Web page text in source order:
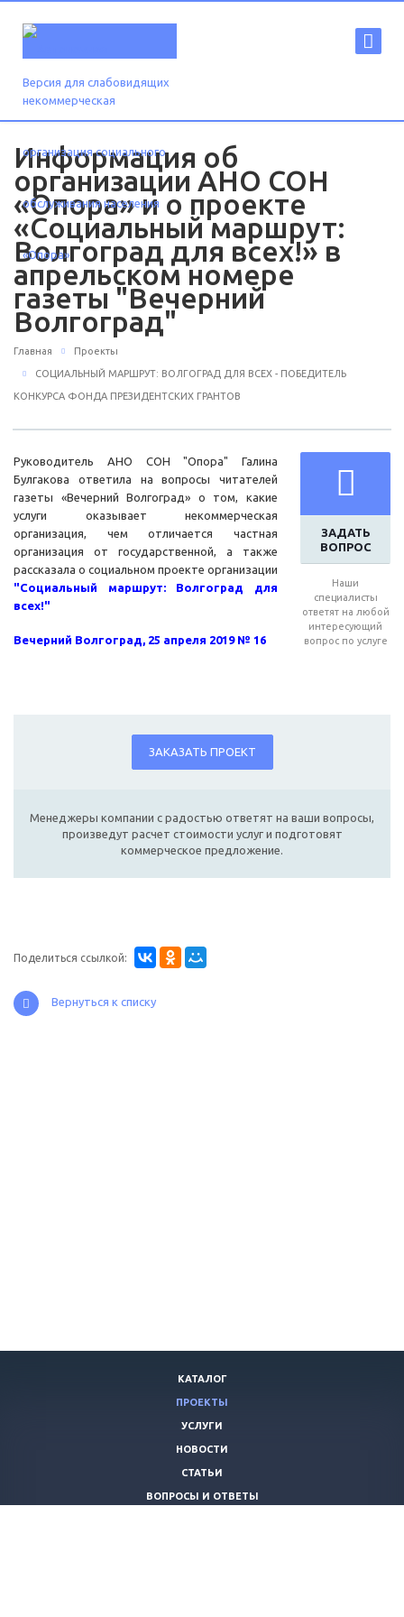
Версия для слабовидящих
Информация об
организации АНО СОН
«Опора» и о проекте
«Социальный маршрут:
Волгоград для всех!» в
апрельском номере
газеты "Вечерний
Волгоград"
Главная Проекты
СОЦИАЛЬНЫЙ МАРШРУТ: ВОЛГОГРАД ДЛЯ ВСЕХ - ПОБЕДИТЕЛЬ
КОНКУРСА ФОНДА ПРЕЗИДЕНТСКИХ ГРАНТОВ
ЗАДАТЬ
ВОПРОС
Наши
специалисты
ответят на любой
интересующий
вопрос по услуге
Руководитель АНО СОН "Опора" Галина
Булгакова ответила на вопросы читателей
газеты «Вечерний Волгоград» о том, какие
услуги оказывает некоммерческая
организация, чем отличается частная
организация от государственной, а также
рассказала о социальном проекте организации
"Социальный маршрут: Волгоград для
всех!"
Вечерний Волгоград, 25 апреля 2019 № 16
ЗАКАЗАТЬ ПРОЕКТ
Менеджеры компании с радостью ответят на ваши вопросы,
произведут расчет стоимости услуг и подготовят
коммерческое предложение.
Поделиться ссылкой:
Вернуться к списку
КАТАЛОГ
ПРОЕКТЫ
УСЛУГИ
НОВОСТИ
СТАТЬИ
ВОПРОСЫ И ОТВЕТЫ